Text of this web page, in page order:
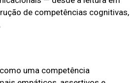
de competências cognitivas,
uma competência